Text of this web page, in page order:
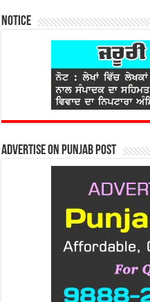
Notice
Advertise on Punjab Post